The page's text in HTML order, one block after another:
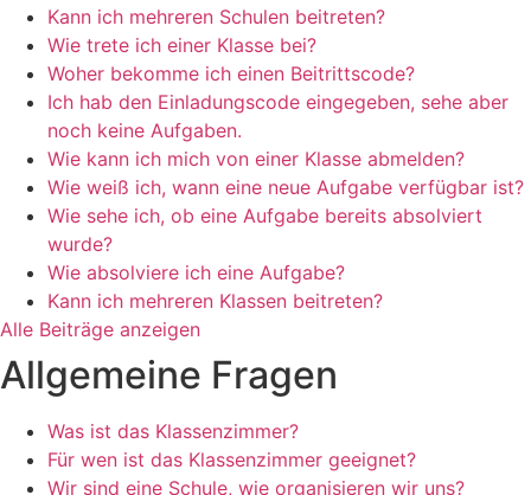
Kann ich mehreren Schulen beitreten?
Wie trete ich einer Klasse bei?
Woher bekomme ich einen Beitrittscode?
Ich hab den Einladungscode eingegeben, sehe aber
noch keine Aufgaben.
Wie kann ich mich von einer Klasse abmelden?
Wie weiß ich, wann eine neue Aufgabe verfügbar ist?
Wie sehe ich, ob eine Aufgabe bereits absolviert
wurde?
Wie absolviere ich eine Aufgabe?
Kann ich mehreren Klassen beitreten?
Alle Beiträge anzeigen
Allgemeine Fragen
Was ist das Klassenzimmer?
Für wen ist das Klassenzimmer geeignet?
Wir sind eine Schule, wie organisieren wir uns?